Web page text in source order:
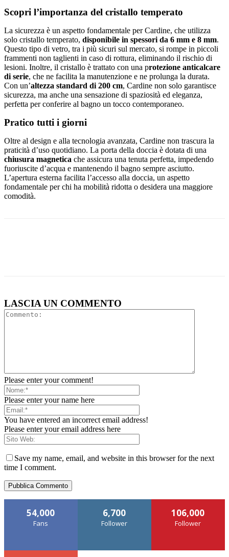
Scopri l’importanza del cristallo temperato
La sicurezza è un aspetto fondamentale per Cardine, che utilizza
solo cristallo temperato, disponibile in spessori da 6 mm e 8 mm.
Questo tipo di vetro, tra i più sicuri sul mercato, si rompe in piccoli
frammenti non taglienti in caso di rottura, eliminando il rischio di
lesioni. Inoltre, il cristallo è trattato con una protezione anticalcare
di serie, che ne facilita la manutenzione e ne prolunga la durata.
Con un’altezza standard di 200 cm, Cardine non solo garantisce
sicurezza, ma anche una sensazione di spaziosità ed eleganza,
perfetta per conferire al bagno un tocco contemporaneo.
Pratico tutti i giorni
Oltre al design e alla tecnologia avanzata, Cardine non trascura la
praticità d’uso quotidiano. La porta della doccia è dotata di una
chiusura magnetica che assicura una tenuta perfetta, impedendo
fuoriuscite d’acqua e mantenendo il bagno sempre asciutto.
L’apertura esterna facilita l’accesso alla doccia, un aspetto
fondamentale per chi ha mobilità ridotta o desidera una maggiore
comodità.
LASCIA UN COMMENTO
Please enter your comment!
Please enter your name here
You have entered an incorrect email address!
Please enter your email address here
Save my name, email, and website in this browser for the next
time I comment.
54,000
Fans
6,700
Follower
106,000
Follower